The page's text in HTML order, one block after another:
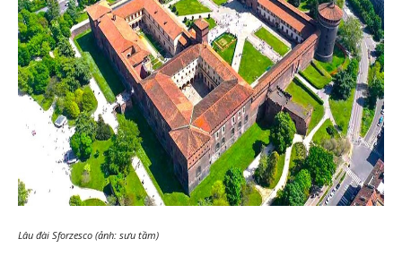
Lâu đài Sforzesco (ảnh: sưu tầm)